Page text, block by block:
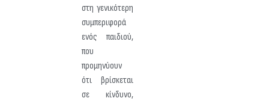
στη γενικότερη
συμπεριφορά
ενός παιδιού,
που
προμηνύουν
ότι βρίσκεται
σε κίνδυνο,